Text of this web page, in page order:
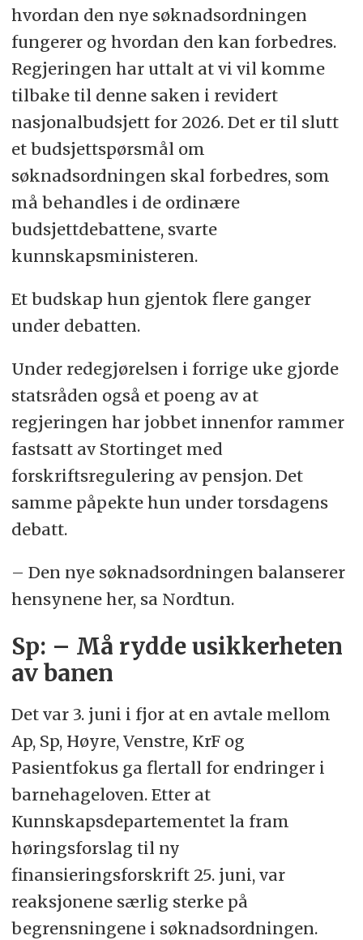
hvordan den nye søknadsordningen
fungerer og hvordan den kan forbedres.
Regjeringen har uttalt at vi vil komme
tilbake til denne saken i revidert
nasjonalbudsjett for 2026. Det er til slutt
et budsjettspørsmål om
søknadsordningen skal forbedres, som
må behandles i de ordinære
budsjettdebattene, svarte
kunnskapsministeren.
Et budskap hun gjentok flere ganger
under debatten.
Under redegjørelsen i forrige uke gjorde
statsråden også et poeng av at
regjeringen har jobbet innenfor rammer
fastsatt av Stortinget med
forskriftsregulering av pensjon. Det
samme påpekte hun under torsdagens
debatt.
– Den nye søknadsordningen balanserer
hensynene her, sa Nordtun.
Sp: – Må rydde usikkerheten
av banen
Det var 3. juni i fjor at en avtale mellom
Ap, Sp, Høyre, Venstre, KrF og
Pasientfokus ga flertall for endringer i
barnehageloven. Etter at
Kunnskapsdepartementet la fram
høringsforslag til ny
finansieringsforskrift 25. juni, var
reaksjonene særlig sterke på
begrensningene i søknadsordningen.